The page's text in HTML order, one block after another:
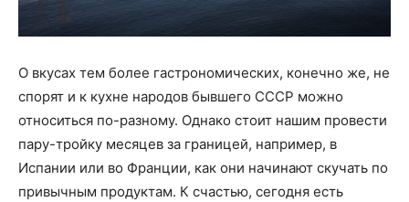
О вкусах тем более гастрономических, конечно же, не
спорят и к кухне народов бывшего СССР можно
относиться по-разному. Однако стоит нашим провести
пару-тройку месяцев за границей, например, в
Испании или во Франции, как они начинают скучать по
привычным продуктам. К счастью, сегодня есть